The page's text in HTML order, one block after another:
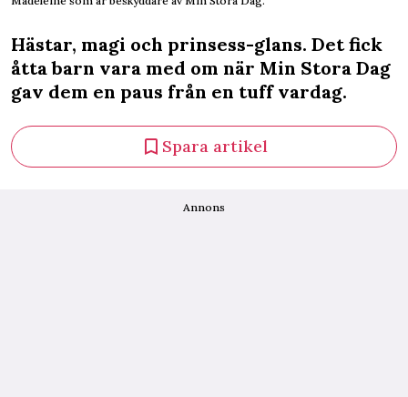
Hästar, magi och prinsess-glans. Det fick
åtta barn vara med om när Min Stora Dag
gav dem en paus från en tuff vardag.
Spara artikel
Annons